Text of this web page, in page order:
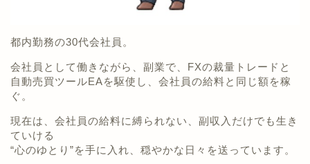
都内勤務の30代会社員。
会社員として働きながら、副業で、FXの裁量トレードと
自動売買ツールEAを駆使し、会社員の給料と同じ額を稼
ぐ。
現在は、会社員の給料に縛られない、副収入だけでも生き
ていける
“心のゆとり”を手に入れ、穏やかな日々を送っています。